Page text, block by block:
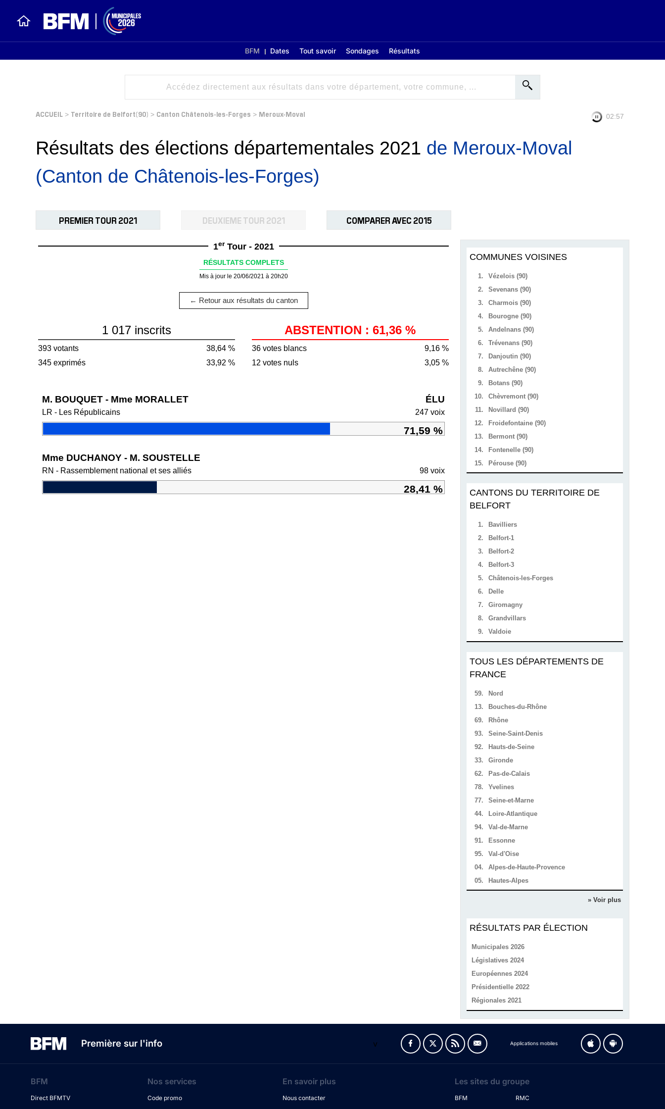
BFM Dates Tout savoir Sondages Résultats
ACCUEIL > Territoire de Belfort(90) > Canton Châtenois-les-Forges > Meroux-Moval 02:56
Résultats des élections départementales 2021 de Meroux-Moval
(Canton de Châtenois-les-Forges)
PREMIER TOUR 2021 DEUXIEME TOUR 2021 COMPARER AVEC 2015
1erTour - 2021
RÉSULTATS COMPLETS
Mis à jour le 20/06/2021 à 20h20
← Retour aux résultats du canton
1 017 inscrits
393 votants
38,64 %
345 exprimés
33,92 %
ABSTENTION : 61,36 %
36 votes blancs
9,16 %
12 votes nuls
3,05 %
M. BOUQUET - Mme MORALLET ÉLU
LR - Les Républicains 247 voix
71,59 %
Mme DUCHANOY - M. SOUSTELLE
RN - Rassemblement national et ses alliés 98 voix
28,41 %
COMMUNES VOISINES
1.
Vézelois (90)
2.
Sevenans (90)
3.
Charmois (90)
4.
Bourogne (90)
5.
Andelnans (90)
6.
Trévenans (90)
7.
Danjoutin (90)
8.
Autrechêne (90)
9.
Botans (90)
10.
Chèvremont (90)
11.
Novillard (90)
12.
Froidefontaine (90)
13.
Bermont (90)
14.
Fontenelle (90)
15.
Pérouse (90)
CANTONS DU TERRITOIRE DE
BELFORT
1.
Bavilliers
2.
Belfort-1
3.
Belfort-2
4.
Belfort-3
5.
Châtenois-les-Forges
6.
Delle
7.
Giromagny
8.
Grandvillars
9.
Valdoie
TOUS LES DÉPARTEMENTS DE
FRANCE
59.
Nord
13.
Bouches-du-Rhône
69.
Rhône
93.
Seine-Saint-Denis
92.
Hauts-de-Seine
33.
Gironde
62.
Pas-de-Calais
78.
Yvelines
77.
Seine-et-Marne
44.
Loire-Atlantique
94.
Val-de-Marne
91.
Essonne
95.
Val-d'Oise
04.
Alpes-de-Haute-Provence
05.
Hautes-Alpes
» Voir plus
RÉSULTATS PAR ÉLECTION
Municipales 2026
Législatives 2024
Européennes 2024
Présidentielle 2022
Régionales 2021
Première sur l'info v Applications mobiles
BFM
Direct BFMTV
Nos services
Code promo
En savoir plus
Nous contacter
Les sites du groupe
BFM
RMC